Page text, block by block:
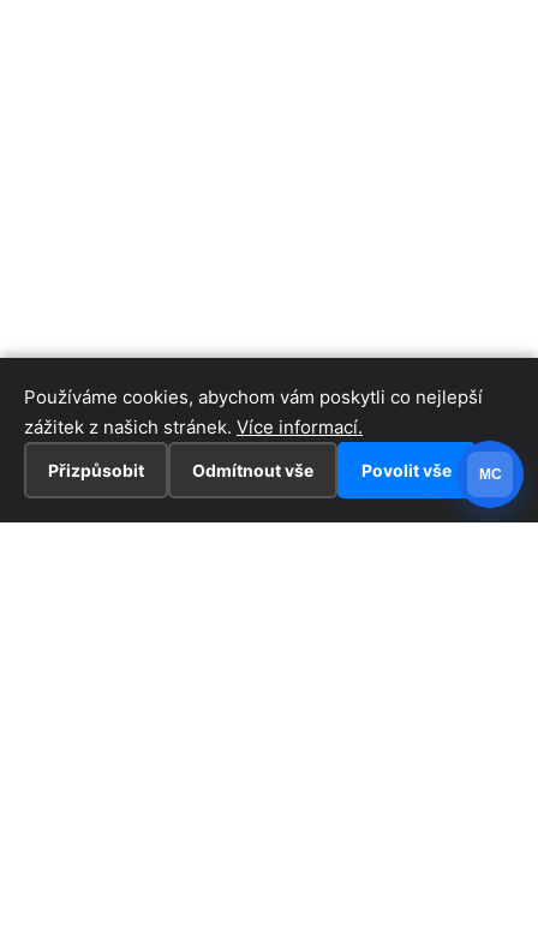
Používáme cookies, abychom vám poskytli co nejlepší
zážitek z našich stránek. Více informací.
Přizpůsobit Odmítnout vše Povolit vše MC